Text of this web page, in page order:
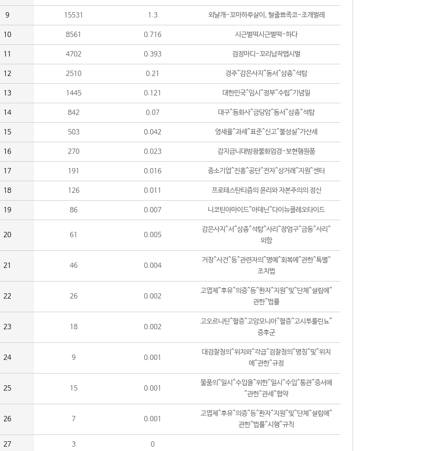
9 15531 1.3 외날개-꼬마하루살이, 털줄뾰족코-조개벌레
10 8561 0.716 시근벌떡시근벌떡-하다
11 4702 0.393 검정마디-꼬리납작맵시벌
12 2510 0.21 경주^감은사지^동서^삼층^석탑
13 1445 0.121 대한민국^임시^정부^수립^기념일
14 842 0.07 대구^동화사^금당암^동서^삼층^석탑
15 503 0.042 영세율^과세^표준^신고^불성실^가산세
16 270 0.023 감지금니대방광불화엄경-보현행원품
17 191 0.016 중소기업^진흥^공단^전자^상거래^지원^센터
18 126 0.011 프로테스탄티즘의 윤리와 자본주의의 정신
19 86 0.007 니코틴아마이드^아데닌^다이뉴클레오타이드
20 61 0.005
감은사지^서^삼층^석탑^사리^장엄구^금동^사리^
외함
21 46 0.004
거창^사건^등^관련자의^명예^회복에^관한^특별^
조치법
22 26 0.002
고엽제^후유^의증^등^환자^지원^및^단체^설립에^
관한^법률
23 18 0.002
고오르니틴^혈증^고암모니아^혈증^고시투룰린뇨^
증후군
24 9 0.001
대검찰청의^위치와^각급^검찰청의^명칭^및^위치
에^관한^규정
25 15 0.001
물품의^일시^수입을^위한^일시^수입^통관^증서에
^관한^관세^협약
26 7 0.001
고엽제^후유^의증^등^환자^지원^및^단체^설립에^
관한^법률^시행^규칙
27 3 0